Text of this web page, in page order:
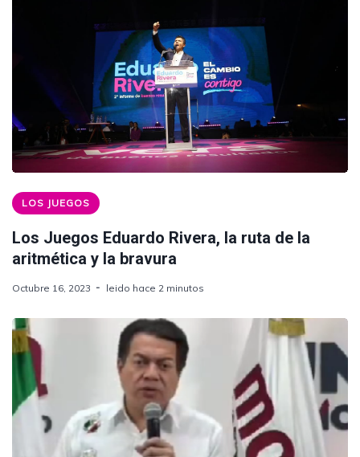
LOS JUEGOS
Los Juegos Eduardo Rivera, la ruta de la
aritmética y la bravura
Octubre 16, 2023 leido hace 2 minutos